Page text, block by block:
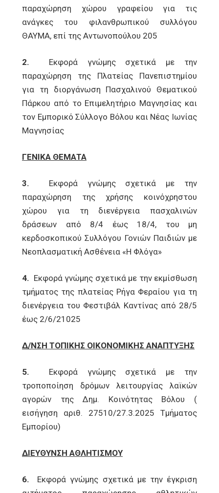
παραχώρηση χώρου γραφείου για τις
ανάγκες του φιλανθρωπικού συλλόγου
ΘΑΥΜΑ, επί της Αντωνοπούλου 205
2.
Εκφορά γνώμης σχετικά με την
παραχώρηση της Πλατείας Πανεπιστημίου
για τη διοργάνωση Πασχαλινού Θεματικού
Πάρκου από το Επιμελητήριο Μαγνησίας και
τον Εμπορικό Σύλλογο Βόλου και Νέας Ιωνίας
Μαγνησίας
ΓΕΝΙΚΑ ΘΕΜΑΤΑ
3.
Εκφορά γνώμης σχετικά με την
παραχώρηση της χρήσης κοινόχρηστου
χώρου για τη διενέργεια πασχαλινών
δράσεων από 8/4 έως 18/4, του μη
κερδοσκοπικού Συλλόγου Γονιών Παιδιών με
Νεοπλασματική Ασθένεια «Η Φλόγα»
4. Εκφορά γνώμης σχετικά με την εκμίσθωση
τμήματος της πλατείας Ρήγα Φεραίου για τη
διενέργεια του Φεστιβάλ Καντίνας από 28/5
έως 2/6/21025
Δ/ΝΣΗ ΤΟΠΙΚΗΣ ΟΙΚΟΝΟΜΙΚΗΣ ΑΝΑΠΤΥΞΗΣ
5.
Εκφορά γνώμης σχετικά με την
τροποποίηση δρόμων λειτουργίας λαϊκών
αγορών της Δημ. Κοινότητας Βόλου (
εισήγηση αριθ. 27510/27.3.2025 Τμήματος
Εμπορίου)
ΔΙΕΥΘΥΝΣΗ ΑΘΛΗΤΙΣΜΟΥ
6. Εκφορά γνώμης σχετικά με την έγκριση